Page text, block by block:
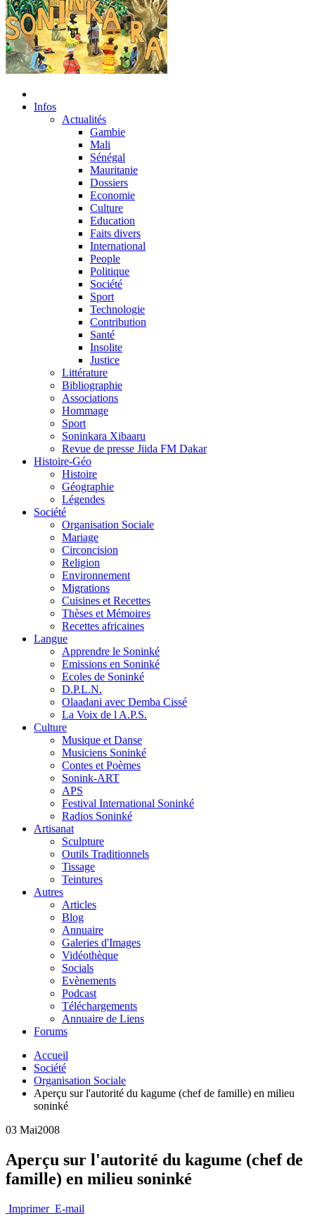
Infos
Actualités
Gambie
Mali
Sénégal
Mauritanie
Dossiers
Economie
Culture
Education
Faits divers
International
People
Politique
Société
Sport
Technologie
Contribution
Santé
Insolite
Justice
Littérature
Bibliographie
Associations
Hommage
Sport
Soninkara Xibaaru
Revue de presse Jiida FM Dakar
Histoire-Géo
Histoire
Géographie
Légendes
Société
Organisation Sociale
Mariage
Circoncision
Religion
Environnement
Migrations
Cuisines et Recettes
Thèses et Mémoires
Recettes africaines
Langue
Apprendre le Soninké
Emissions en Soninké
Ecoles de Soninké
D.P.L.N.
Olaadani avec Demba Cissé
La Voix de l A.P.S.
Culture
Musique et Danse
Musiciens Soninké
Contes et Poèmes
Sonink-ART
APS
Festival International Soninké
Radios Soninké
Artisanat
Sculpture
Outils Traditionnels
Tissage
Teintures
Autres
Articles
Blog
Annuaire
Galeries d'Images
Vidéothèque
Socials
Evènements
Podcast
Téléchargements
Annuaire de Liens
Forums
Accueil
Société
Organisation Sociale
Aperçu sur l'autorité du kagume (chef de famille) en milieu
soninké
03 Mai2008
Aperçu sur l'autorité du kagume (chef de
famille) en milieu soninké
Imprimer E-mail